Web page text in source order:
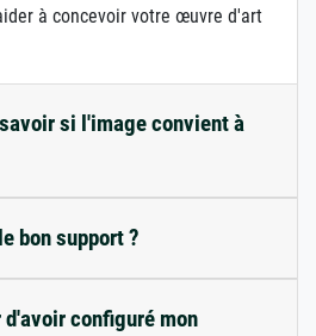
à concevoir votre œuvre d'art
si l'image convient à
bon support ?
configuré mon